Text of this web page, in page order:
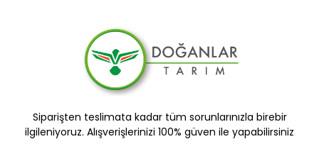
Siparişten teslimata kadar tüm sorunlarınızla birebir
ilgileniyoruz. Alışverişlerinizi 100% güven ile yapabilirsiniz